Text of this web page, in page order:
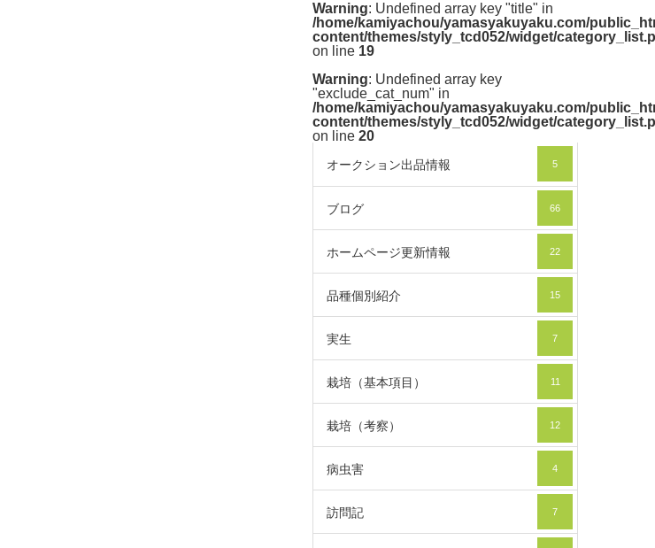
Warning: Undefined array key "title" in
/home/kamiyachou/yamasyakuyaku.com/
content/themes/styly_tcd052/widget/
on line 19
Warning: Undefined array key
"exclude_cat_num" in
/home/kamiyachou/yamasyakuyaku.com/
content/themes/styly_tcd052/widget/
on line 20
オークション出品情報 5
ブログ 66
ホームページ更新情報 22
品種個別紹介 15
実生 7
栽培（基本項目） 11
栽培（考察） 12
病虫害 4
訪問記 7